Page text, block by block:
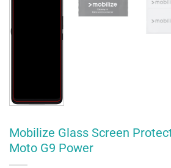
Mobilize Glass Screen
Moto G9 Power